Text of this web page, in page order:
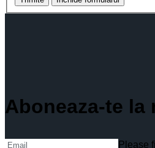
Aboneaza-te la
Please